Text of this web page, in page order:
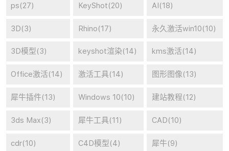
ps(27) KeyShot(20) AI(18)
3D(3) Rhino(17) 永久激活win10(10)
3D模型(3) keyshot渲染(14) kms激活(14)
Office激活(14) 激活工具(14) 图形图像(13)
犀牛插件(13) Windows 10(10) 建站教程(12)
3ds Max(3) 犀牛工具(11) CAD(10)
cdr(10) C4D模型(4) 犀牛(9)